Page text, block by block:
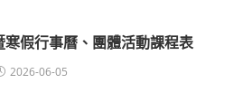
假行事曆、團體活動課程表
2026-06-05